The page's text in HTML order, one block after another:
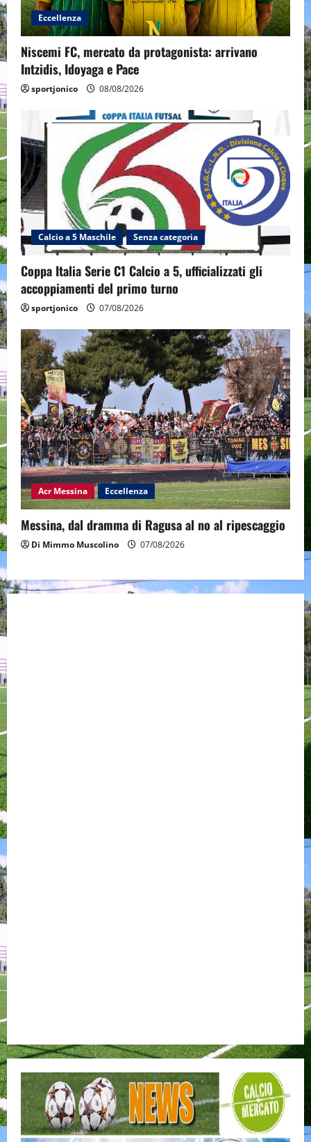
Eccellenza
Niscemi FC, mercato da protagonista: arrivano
Intzidis, Idoyaga e Pace
sportjonico 08/08/2026
Calcio a 5 Maschile Senza categoria
Coppa Italia Serie C1 Calcio a 5, ufficializzati gli
accoppiamenti del primo turno
sportjonico 07/08/2026
Acr Messina Eccellenza
Messina, dal dramma di Ragusa al no al ripescaggio
Di Mimmo Muscolino 07/08/2026